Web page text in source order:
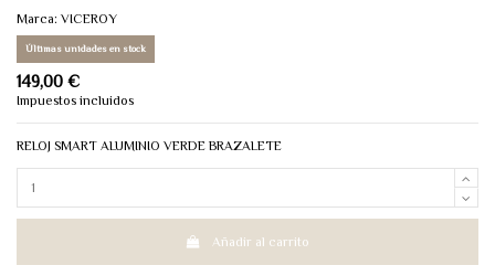
Marca: VICEROY
Últimas unidades en stock
149,00 €
Impuestos incluidos
RELOJ SMART ALUMINIO VERDE BRAZALETE
Añadir al carrito